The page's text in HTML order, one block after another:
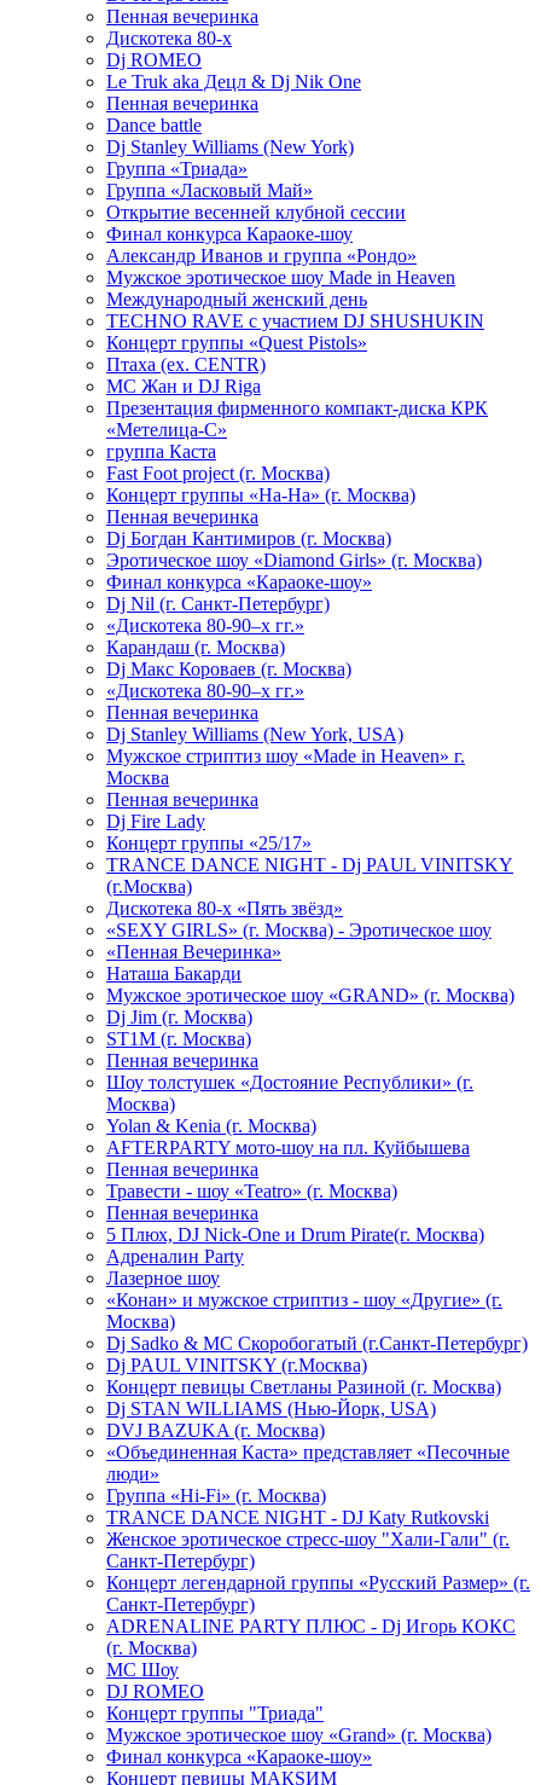
Пенная вечеринка
Дискотека 80-х
Dj ROMEO
Le Truk aka Децл & Dj Nik One
Пенная вечеринка
Dance battle
Dj Stanley Williams (New York)
Группа «Триада»
Группа «Ласковый Май»
Открытие весенней клубной сессии
Финал конкурса Караоке-шоу
Александр Иванов и группа «Рондо»
Мужское эротическое шоу Made in Heaven
Международный женский день
TECHNO RAVE с участием DJ SHUSHUKIN
Концерт группы «Quest Pistols»
Птаха (ex. CENTR)
МС Жан и DJ Riga
Презентация фирменного компакт-диска КРК
«Метелица-С»
группа Каста
Fast Foot project (г. Москва)
Концерт группы «На-На» (г. Москва)
Пенная вечеринка
Dj Богдан Кантимиров (г. Москва)
Эротическое шоу «Diamond Girls» (г. Москва)
Финал конкурса «Караоке-шоу»
Dj Nil (г. Санкт-Петербург)
«Дискотека 80-90–х гг.»
Карандаш (г. Москва)
Dj Макс Короваев (г. Москва)
«Дискотека 80-90–х гг.»
Пенная вечеринка
Dj Stanley Williams (New York, USA)
Мужское стриптиз шоу «Made in Heaven» г.
Москва
Пенная вечеринка
Dj Fire Lady
Концерт группы «25/17»
TRANCE DANCE NIGHT - Dj PAUL VINITSKY
(г.Москва)
Дискотека 80-х «Пять звёзд»
«SEXY GIRLS» (г. Москва) - Эротическое шоу
«Пенная Вечеринка»
Hаташа Бакарди
Мужское эротическое шоу «GRAND» (г. Москва)
Dj Jim (г. Москва)
ST1M (г. Москва)
Пенная вечеринка
Шоу толстушек «Достояние Республики» (г.
Москва)
Yolan & Kenia (г. Москва)
AFTERPARTY мото-шоу на пл. Куйбышева
Пенная вечеринка
Травести - шоу «Teatro» (г. Москва)
Пенная вечеринка
5 Плюх, DJ Nick-One и Drum Pirate(г. Москва)
Адреналин Party
Лазерное шоу
«Конан» и мужское стриптиз - шоу «Другие» (г.
Москва)
Dj Sadko & МС Скоробогатый (г.Санкт-Петербург)
Dj PAUL VINITSKY (г.Москва)
Концерт певицы Светланы Разиной (г. Москва)
Dj STAN WILLIAMS (Нью-Йорк, USA)
DVJ BAZUKA (г. Москва)
«Объединенная Каста» представляет «Песочные
люди»
Группа «Hi-Fi» (г. Москва)
TRANCE DANCE NIGHT - DJ Katy Rutkovski
Женское эротическое стресс-шоу "Хали-Гали" (г.
Санкт-Петербург)
Концерт легендарной группы «Русский Размер» (г.
Санкт-Петербург)
ADRENALINE PARTY ПЛЮС - Dj Игорь КОКС
(г. Москва)
MC Шоу
DJ ROMEO
Концерт группы "Триада"
Мужское эротическое шоу «Grand» (г. Москва)
Финал конкурса «Караоке-шоу»
Концерт певицы МАКSИМ